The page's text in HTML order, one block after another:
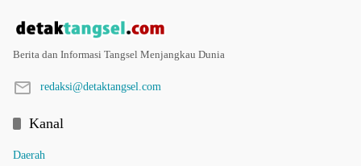
Berita dan Informasi Tangsel Menjangkau Dunia
redaksi@detaktangsel.com
Kanal
Daerah